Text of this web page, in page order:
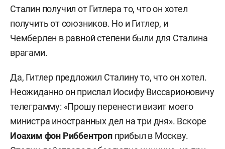
Сталин получил от Гитлера то, что он хотел
получить от союзников. Но и Гитлер, и
Чемберлен в равной степени были для Сталина
врагами.
Да, Гитлер предложил Сталину то, что он хотел.
Неожиданно он прислал Иосифу Виссарионовичу
телеграмму: «Прошу перенести визит моего
министра иностранных дел на три дня». Вскоре
Иоахим фон Риббентропприбыл в Москву.